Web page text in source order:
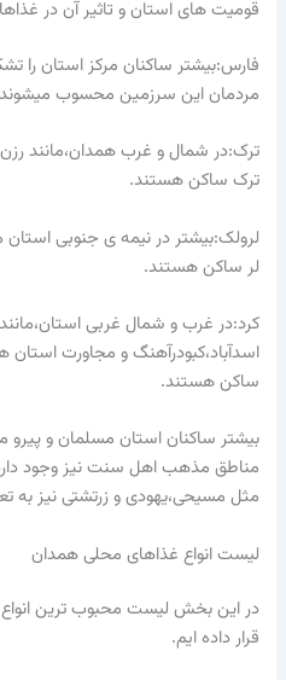
قومیت های استان و تاثیر آن در
فارس:بیشتر ساکنان مرکز استان را
مردمان این سرزمین محسوب
ترک:در شمال و غرب همدان،مانند
ترک ساکن هستند.
لرولک:بیشتر در نیمه ی جنوبی استان
لر ساکن هستند.
کرد:در غرب و شمال غربی
اسدآباد،کبودرآهنگ و مجاورت استان
ساکن هستند.
بیشتر ساکنان استان مسلمان و
مناطق مذهب اهل سنت نیز وجود
مثل مسیحی،یهودی و زرتشتی نیز به
لیست انواع غذاهای محلی همدان
در این بخش لیست محبوب ترین انواع
قرار داده ایم.